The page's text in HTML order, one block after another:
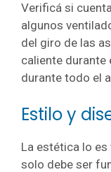
Verificá si
algunos
del giro de las
caliente durante
durante todo el
Estilo y
La estética lo
solo debe ser